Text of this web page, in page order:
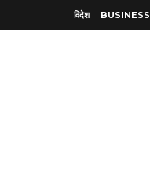
विदेश BUSINESS